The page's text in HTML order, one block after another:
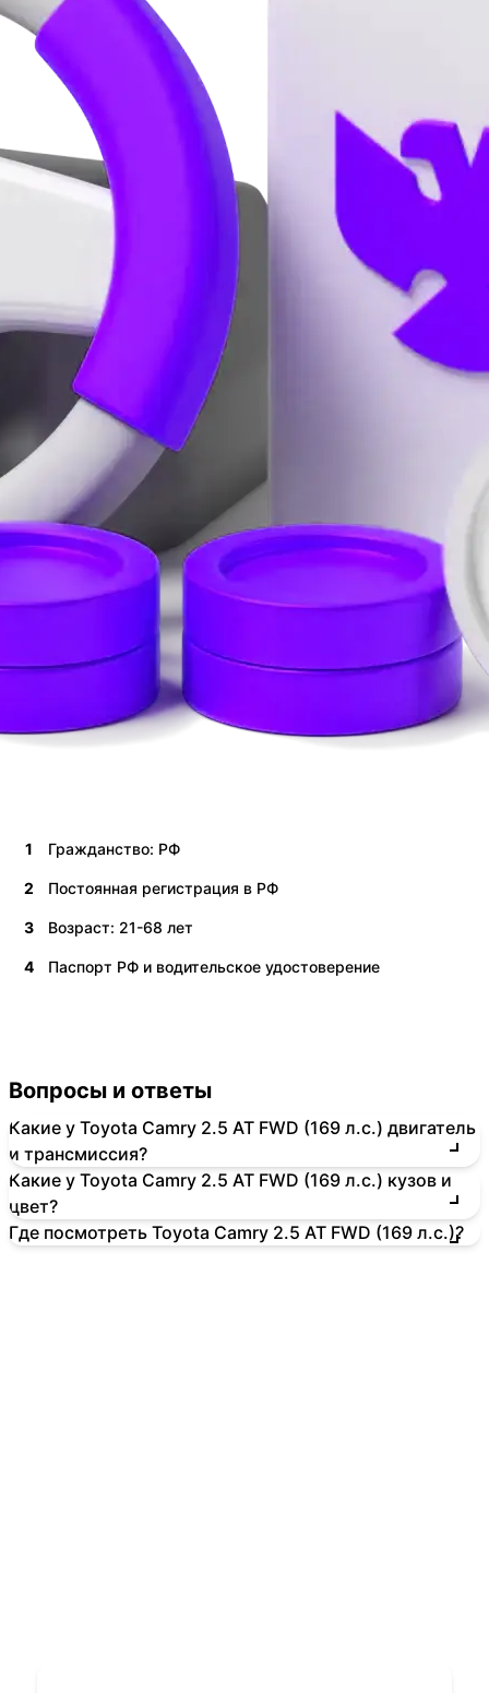
1 Гражданство: РФ
2 Постоянная регистрация в РФ
3 Возраст: 21-68 лет
4 Паспорт РФ и водительское удостоверение
Вопросы и ответы
Какие у Toyota Camry 2.5 AT FWD (169 л.с.) двигатель
и трансмиссия?
Какие у Toyota Camry 2.5 AT FWD (169 л.с.) кузов и
цвет?
Где посмотреть Toyota Camry 2.5 AT FWD (169 л.с.)?